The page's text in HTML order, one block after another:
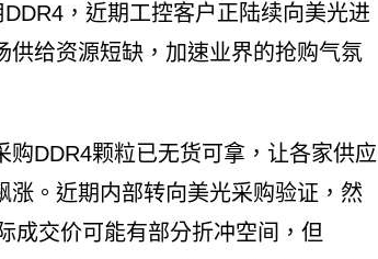
，近期工控客户正陆续向美光进
给资源短缺，加速业界的抢购气氛
DDR4颗粒已无货可拿，让各家供应
。近期内部转向美光采购验证，然
成交价可能有部分折冲空间，但